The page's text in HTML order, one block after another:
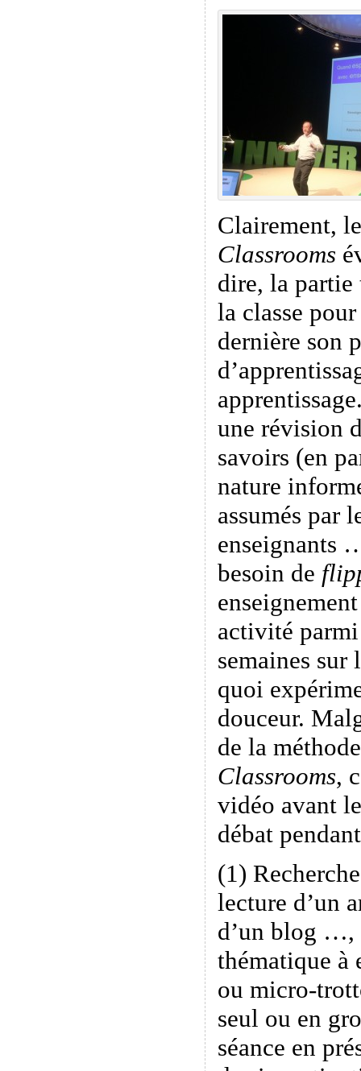
Clairement,
Classrooms
dire, la partie
la classe
dernière son
une révision
savoirs (en
nature
assumés par
enseignants
besoin de
activité parmi
semaines sur
quoi
douceur.
de la
Classrooms,
vidéo avant
débat
(1)
lecture d’un
d’un blog …,
thématique à
ou micro-
seul ou en
séance en